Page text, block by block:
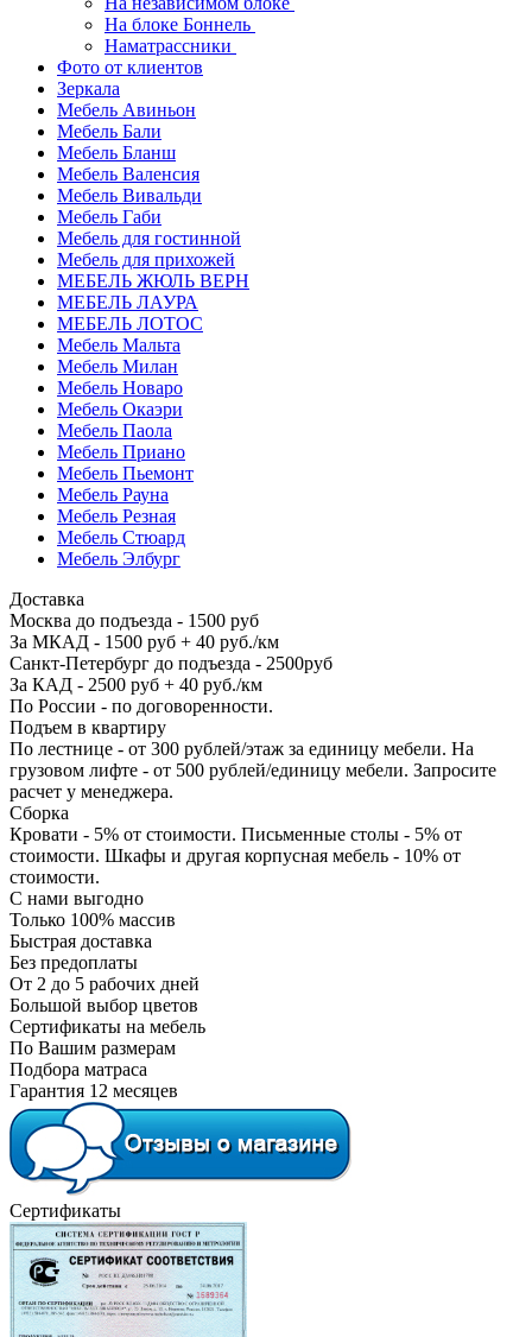
На блоке Боннель
Наматрассники
Фото от клиентов
Зеркала
Мебель Авиньон
Мебель Бали
Мебель Бланш
Мебель Валенсия
Мебель Вивальди
Мебель Габи
Мебель для гостинной
Мебель для прихожей
МЕБЕЛЬ ЖЮЛЬ ВЕРН
МЕБЕЛЬ ЛАУРА
МЕБЕЛЬ ЛОТОС
Мебель Мальта
Мебель Милан
Мебель Новаро
Мебель Окаэри
Мебель Паола
Мебель Приано
Мебель Пьемонт
Мебель Рауна
Мебель Резная
Мебель Стюард
Мебель Элбург
Доставка
Москва до подъезда - 1500 руб
За МКАД - 1500 руб + 40 руб./км
Санкт-Петербург до подъезда - 2500руб
За КАД - 2500 руб + 40 руб./км
По России - по договоренности.
Подъем в квартиру
По лестнице - от 300 рублей/этаж за единицу мебели. На
грузовом лифте - от 500 рублей/единицу мебели. Запросите
расчет у менеджера.
Сборка
Кровати - 5% от стоимости. Письменные столы - 5% от
стоимости. Шкафы и другая корпусная мебель - 10% от
стоимости.
С нами выгодно
Только 100% массив
Быстрая доставка
Без предоплаты
От 2 до 5 рабочих дней
Большой выбор цветов
Сертификаты на мебель
По Вашим размерам
Подбора матраса
Гарантия 12 месяцев
Сертификаты